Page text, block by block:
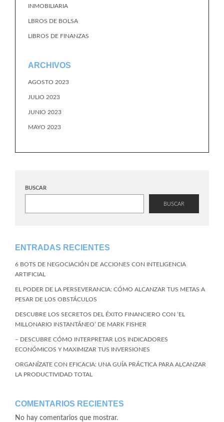
INMOBILIARIA
LBROS DE BOLSA
LIBROS DE FINANZAS
ARCHIVOS
AGOSTO 2023
JULIO 2023
JUNIO 2023
MAYO 2023
BUSCAR
BUSCAR
ENTRADAS RECIENTES
6 BOTS DE NEGOCIACIÓN DE ACCIONES CON INTELIGENCIA
ARTIFICIAL
EL PODER DE LA PERSEVERANCIA: CÓMO ALCANZAR TUS METAS A
PESAR DE LOS OBSTÁCULOS
DESCUBRE LOS SECRETOS DEL ÉXITO FINANCIERO CON ‘EL
MILLONARIO INSTANTÁNEO’ DE MARK FISHER
– DESCUBRE CÓMO INTERPRETAR LOS INDICADORES
ECONÓMICOS Y MAXIMIZAR TUS INVERSIONES
ORGANÍZATE CON EFICACIA: UNA GUÍA PRÁCTICA PARA ALCANZAR
LA PRODUCTIVIDAD TOTAL
COMENTARIOS RECIENTES
No hay comentarios que mostrar.